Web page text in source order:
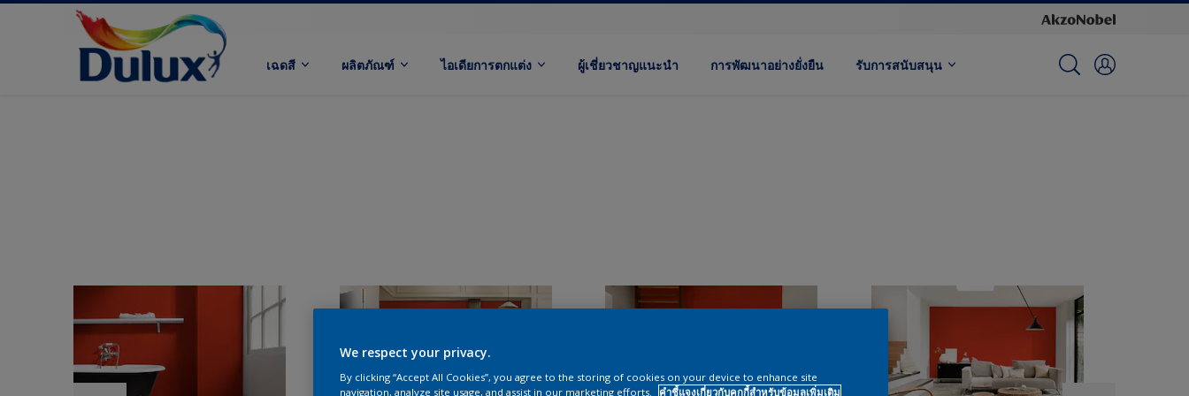
เฉดสี ผลิตภัณฑ์ ไอเดียการตกแต่ง ผู้เชี่ยวชาญแนะนำ การพัฒนาอย่างยั่งยืน รับการสนับสนุน
We respect your privacy.
By clicking “Accept All Cookies”, you agree to the storing of cookies on your device to enhance site
navigation, analyze site usage, and assist in our marketing efforts.
คำชี้แจงเกี่ยวกับคุกกี้สำหรับข้อมูลเพิ่มเติม